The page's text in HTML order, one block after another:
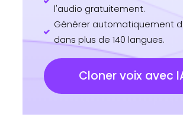
l'audio gratuitement.
Générer automatiquement
dans plus de 140 langues.
Cloner voix avec